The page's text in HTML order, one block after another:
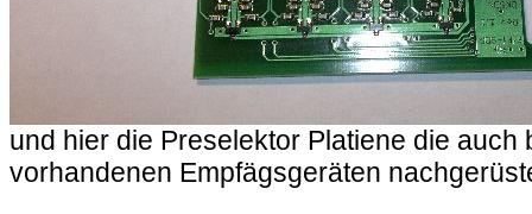
und hier die Preselektor Platiene die auch
vorhandenen Empfägsgeräten